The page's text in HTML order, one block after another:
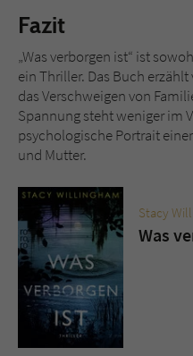
Fazit
„Was verborgen ist“ ist
ein Thriller. Das Buch
das Verschweigen von
Spannung steht weniger im
psychologische Portrait
und Mutter.
Stacy
Was